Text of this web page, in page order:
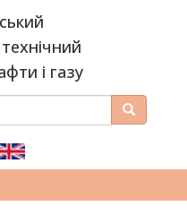
і газу
Пошук